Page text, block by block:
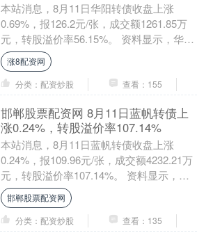
本站消息，8月11日华阳转债收盘上涨
0.69%，报126.2元/张，成交额1261.85万
元，转股溢价率56.15%。 资料显示，华阳
转债信用级别为“AA-”，....
涨8配资网
分类：配资炒股
查看：155
邯郸股票配资网 8月11日蓝帆转债上
涨0.24%，转股溢价率107.14%
本站消息，8月11日蓝帆转债收盘上涨
0.24%，报109.96元/张，成交额4232.21万
元，转股溢价率107.14%。 资料显示，蓝
帆转债信用级别为“AA-....
邯郸股票配资网
分类：配资炒股
查看：135